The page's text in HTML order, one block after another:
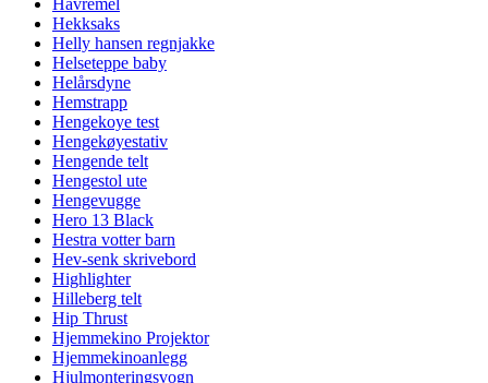
Havremel
Hekksaks
Helly hansen regnjakke
Helseteppe baby
Helårsdyne
Hemstrapp
Hengekoye test
Hengekøyestativ
Hengende telt
Hengestol ute
Hengevugge
Hero 13 Black
Hestra votter barn
Hev-senk skrivebord
Highlighter
Hilleberg telt
Hip Thrust
Hjemmekino Projektor
Hjemmekinoanlegg
Hjulmonteringsvogn